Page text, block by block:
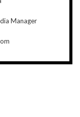
Manager